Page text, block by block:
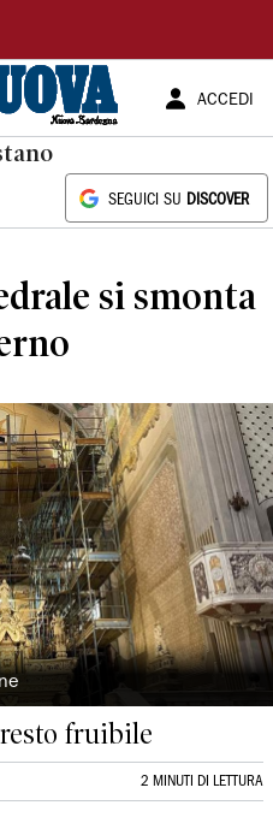
ACCEDI
SEGUICI SU DISCOVER
si smonta
fruibile
2 MINUTI DI LETTURA